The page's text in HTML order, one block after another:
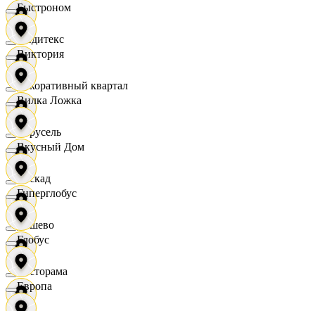
Индитекс
Декоративный квартал
Карусель
Каскад
Дёшево
Касторама
Быстроном
Виктория
Вилка Ложка
Вкусный Дом
Гиперглобус
Глобус
Европа